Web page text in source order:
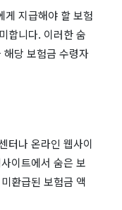
게 지급해야 할 보험
합니다. 이러한 숨
당 보험금 수령자
터나 온라인 웹사이
이트에서 숨은 보
환급된 보험금 액